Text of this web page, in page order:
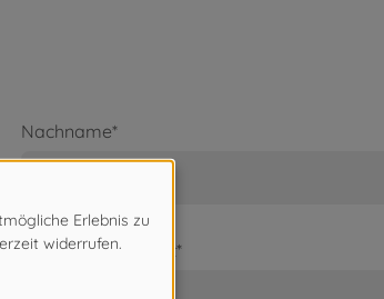
Nachname*
Postleitzahl / Stadt*